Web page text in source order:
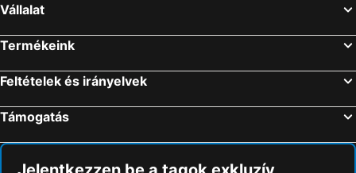
Vállalat
Termékeink
Feltételek és irányelvek
Támogatás